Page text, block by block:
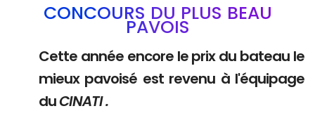
CONCOURS DU PLUS BEAU
PAVOIS
Cette année encore le prix du bateau le
mieux pavoisé est revenu à l'équipage
duCINATI .